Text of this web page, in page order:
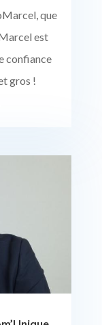
que
est
confiance
gros !